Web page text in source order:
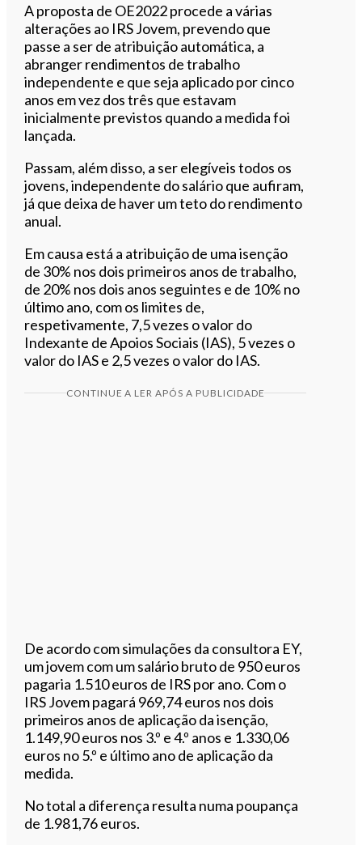
A proposta de OE2022 procede a várias
alterações ao IRS Jovem, prevendo que
passe a ser de atribuição automática, a
abranger rendimentos de trabalho
independente e que seja aplicado por cinco
anos em vez dos três que estavam
inicialmente previstos quando a medida foi
lançada.
Passam, além disso, a ser elegíveis todos os
jovens, independente do salário que aufiram,
já que deixa de haver um teto do rendimento
anual.
Em causa está a atribuição de uma isenção
de 30% nos dois primeiros anos de trabalho,
de 20% nos dois anos seguintes e de 10% no
último ano, com os limites de,
respetivamente, 7,5 vezes o valor do
Indexante de Apoios Sociais (IAS), 5 vezes o
valor do IAS e 2,5 vezes o valor do IAS.
CONTINUE A LER APÓS A PUBLICIDADE
De acordo com simulações da consultora EY,
um jovem com um salário bruto de 950 euros
pagaria 1.510 euros de IRS por ano. Com o
IRS Jovem pagará 969,74 euros nos dois
primeiros anos de aplicação da isenção,
1.149,90 euros nos 3.º e 4.º anos e 1.330,06
euros no 5.º e último ano de aplicação da
medida.
No total a diferença resulta numa poupança
de 1.981,76 euros.